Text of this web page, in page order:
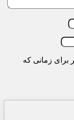
برای زمانی که